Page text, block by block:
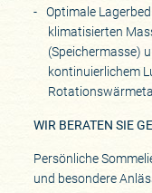
Optimale
klimatisierten
(Speichermasse)
kontinuierlichem
WIR BERATEN SIE
Persönliche
und besondere